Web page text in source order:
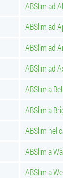
ABSlim ad
ABSlim ad
ABSlim ad
ABSlim ad
ABSlim a
ABSlim a
ABSlim nel
ABSlim a
ABSlim a